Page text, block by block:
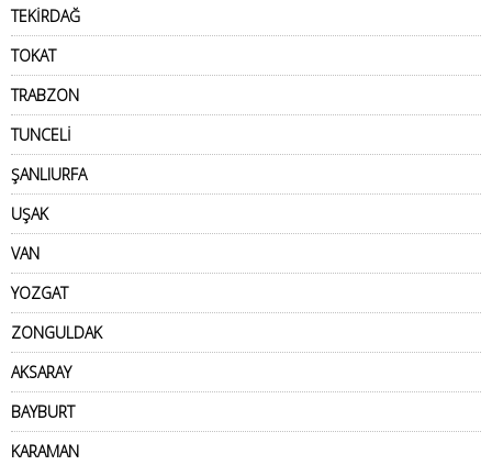
TEKİRDAĞ
TOKAT
TRABZON
TUNCELİ
ŞANLIURFA
UŞAK
VAN
YOZGAT
ZONGULDAK
AKSARAY
BAYBURT
KARAMAN